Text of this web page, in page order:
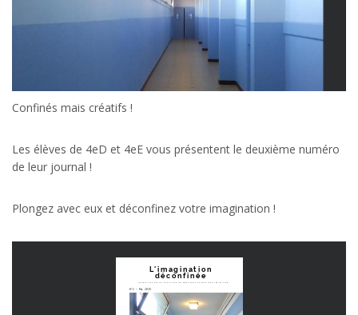
Confinés mais créatifs !
Les élèves de 4eD et 4eE vous présentent le deuxième numéro
de leur journal !
Plongez avec eux et déconfinez votre imagination !